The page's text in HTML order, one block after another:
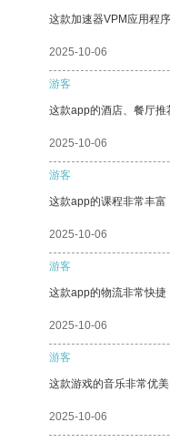
这款加速器VPM应用程
2025-10-06
游客
这款app的酒店、餐厅推
2025-10-06
游客
这款app的课程非常丰富
2025-10-06
游客
这款app的物流非常快捷
2025-10-06
游客
这款游戏的音乐非常优
2025-10-06